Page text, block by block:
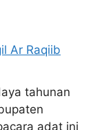
Ar Raqiib
tahunan
adat ini